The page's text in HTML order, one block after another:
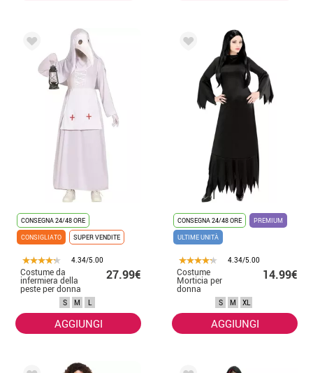
CONSEGNA 24/48 ORE
CONSIGLIATO
SUPER VENDITE
4.34/5.00
Costume da
infermiera della
peste per donna
27.99€
S M L
AGGIUNGI
CONSEGNA 24/48 ORE
PREMIUM
ULTIME UNITÀ
4.34/5.00
Costume
Morticia per
donna
14.99€
S M XL
AGGIUNGI